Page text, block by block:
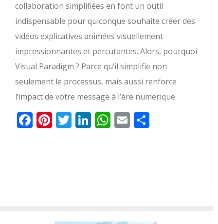
collaboration simplifiées en font un outil
indispensable pour quiconque souhaite créer des
vidéos explicatives animées visuellement
impressionnantes et percutantes. Alors, pourquoi
Visual Paradigm ? Parce qu’il simplifie non
seulement le processus, mais aussi renforce
l’impact de votre message à l’ère numérique.
Facebook
Pinterest
Twitter
LinkedIn
WhatsApp
Email